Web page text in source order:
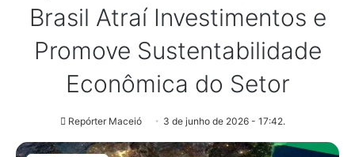
Brasil Atraí Investimentos e
Promove Sustentabilidade
Econômica do Setor
Repórter Maceió 3 de junho de 2026 - 17:42.